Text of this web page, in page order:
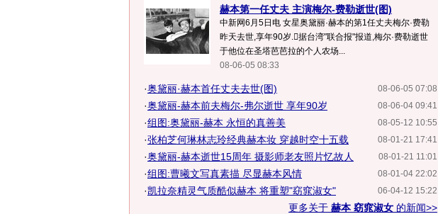
赫本第一任丈夫 主演梅尔-费勒逝世(图)
中新网6月5日电 女星奥黛丽·赫本的第1任丈夫梅尔·费勒
昨天去世,享年90岁.据台湾"联合报"报道,梅尔·费勒逝世
于他位在圣塔芭芭拉的个人农场...
08-06-05 08:33
08-06-05 07:08
·奥黛丽·赫本首任丈夫去世(图)
08-06-04 09:41
·奥黛丽-赫本前夫梅尔-弗尔逝世 享年90岁
08-05-12 10:55
·组图:奥黛丽-赫本 永恒的真善美
08-01-21 17:41
·张柏芝何琳林志玲经典赫本妆 穿越时空十五载
08-01-21 11:01
·奥黛丽-赫本逝世15周年 摄影师老友照片忆故人
08-01-04 22:02
·组图:曹曦文写真素描 尽显赫本风情
06-04-12 15:22
·凯拉奈精灵气质酷似赫本 将重塑"窈窕淑女"
更多关于 赫本 窈窕淑女 的新闻>>